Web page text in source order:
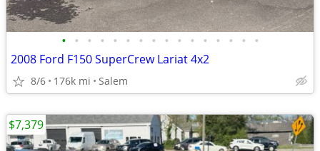
• • • • • • • • • • • • • • • •
2008 Ford F150 SuperCrew Lariat 4x2
8/6 176k mi Salem
$7,379